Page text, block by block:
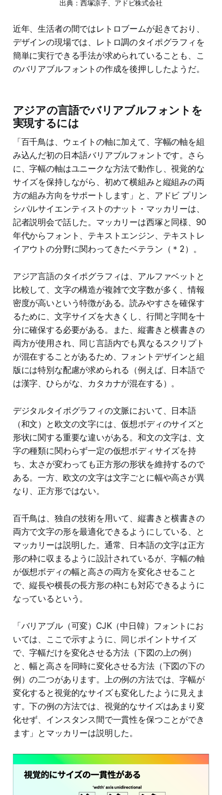
出典：西塚凉子、アドビ株式会社
近年、生活者の間ではレトロブームが起きており、
デザインの現場では、レトロ調のタイポグラフィを
簡単に実行できる手法が求められていることも、こ
のバリアブルフォントの作成を後押ししたようだ。
アジアの言語でバリアブルフォントを
実現するには
「百千鳥は、ウェイトの軸に加えて、字幅の軸を組
み込んだ初の日本語バリアブルフォントです。さら
に、字幅の軸はユニークな方法で動作し、視覚的な
サイズを保持しながら、初めて横組みと縦組みの両
方の組み方向をサポートします」と、アドビ プリン
シパルサイエンティストのナット・マッカリーは、
記者説明会で話した。マッカリーは西塚と同様、90
年代からフォント、テキストエンジン、テキストレ
イアウトの分野に関わってきたベテラン（＊2）。
アジア言語のタイポグラフィは、アルファベットと
比較して、文字の構造が複雑で文字数が多く、情報
密度が高いという特徴がある。読みやすさを確保す
るために、文字サイズを大きくし、行間と字間を十
分に確保する必要がある。また、縦書きと横書きの
両方が使用され、同じ言語内でも異なるスクリプト
が混在することがあるため、フォントデザインと組
版には特別な配慮が求められる（例えば、日本語で
は漢字、ひらがな、カタカナが混在する）。
デジタルタイポグラフィの文脈において、日本語
（和文）と欧文の文字には、仮想ボディのサイズと
形状に関する重要な違いがある。和文の文字は、文
字の種類に関わらず一定の仮想ボディサイズを持
ち、太さが変わっても正方形の形状を維持するので
ある。一方、欧文の文字は文字ごとに幅や高さが異
なり、正方形ではない。
百千鳥は、独自の技術を用いて、縦書きと横書きの
両方で文字の形を最適化できるようにしている、と
マッカリーは説明した。通常、日本語の文字は正方
形の枠に収まるように設計されているが、字幅の軸
が仮想ボディの幅と高さの両方を変化させること
で、縦長や横長の長方形の枠にも対応できるように
なっているという。
「バリアブル（可変）CJK（中日韓）フォントにお
いては、ここで示すように、同じポイントサイズ
で、字幅だけを変化させる方法（下図の上の例）
と、幅と高さを同時に変化させる方法（下図の下の
例）の二つがあります。上の例の方法では、字幅が
変化すると視覚的なサイズも変化したように見えま
す。下の例の方法では、視覚的なサイズはあまり変
化せず、インスタンス間で一貫性を保つことができ
ます」とマッカリーは説明した。